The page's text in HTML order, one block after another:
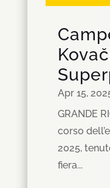
Apr 15,
GRANDE
corso
2025,
fiera...